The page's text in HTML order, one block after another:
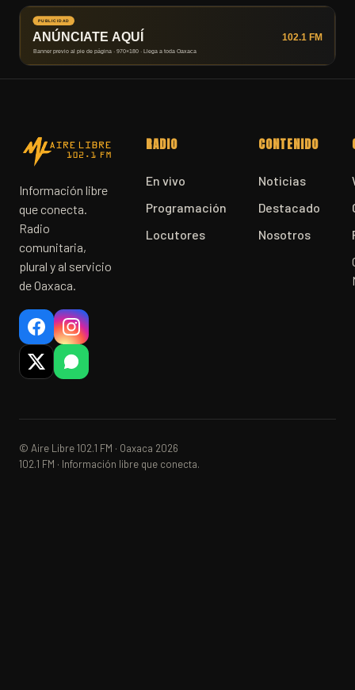
Información libre
que conecta.
Radio
comunitaria,
plural y al servicio
de Oaxaca.
RADIO
En vivo
Programación
Locutores
CONTENIDO
Noticias
Destacado
Nosotros
© Aire Libre 102.1 FM · Oaxaca 2026
102.1 FM · Información libre que conecta.